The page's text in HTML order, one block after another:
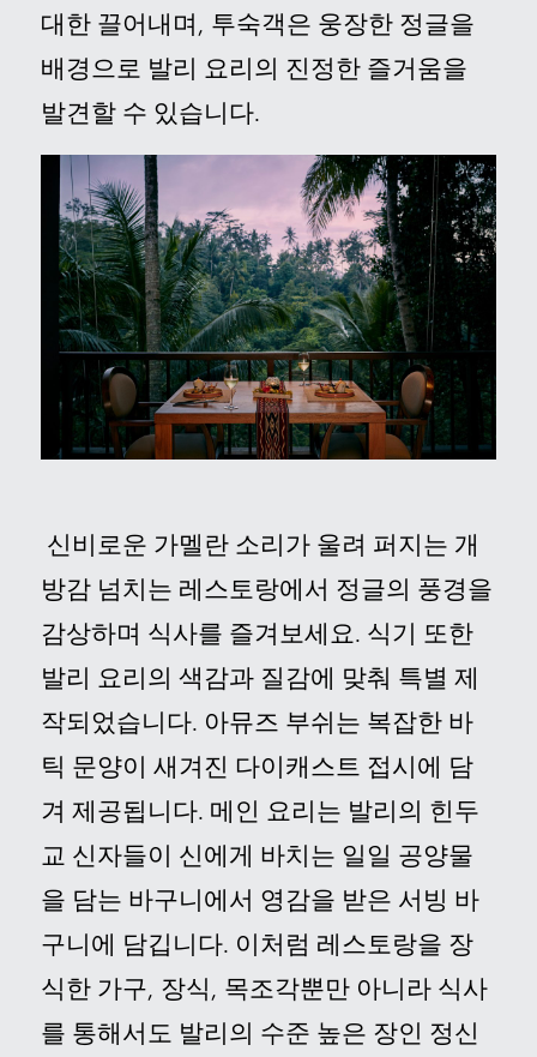
대한 끌어내며, 투숙객은 웅장한 정글을
배경으로 발리 요리의 진정한 즐거움을
발견할 수 있습니다.
신비로운 가멜란 소리가 울려 퍼지는 개
방감 넘치는 레스토랑에서 정글의 풍경을
감상하며 식사를 즐겨보세요. 식기 또한
발리 요리의 색감과 질감에 맞춰 특별 제
작되었습니다. 아뮤즈 부쉬는 복잡한 바
틱 문양이 새겨진 다이캐스트 접시에 담
겨 제공됩니다. 메인 요리는 발리의 힌두
교 신자들이 신에게 바치는 일일 공양물
을 담는 바구니에서 영감을 받은 서빙 바
구니에 담깁니다. 이처럼 레스토랑을 장
식한 가구, 장식, 목조각뿐만 아니라 식사
를 통해서도 발리의 수준 높은 장인 정신